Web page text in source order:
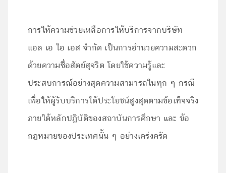
การให้ความช่วยเหลือการให้บริการจากบริษัท
แอล เอ ไอ เอส จำกัด เป็นการอำนวยความสะดวก
ด้วยความซื่อสัตย์สุจริต โดยใช้ความรู้และ
ประสบการณ์อย่างสุดความสามารถในทุก ๆ กรณี
เพื่อให้ผู้รับบริการได้ประโยชน์สูงสุดตามข้อเท็จจริง
ภายใต้หลักปฏิบัติของสถาบันการศึกษา และ ข้อ
กฎหมายของประเทศนั้น ๆ อย่างเคร่งครัด